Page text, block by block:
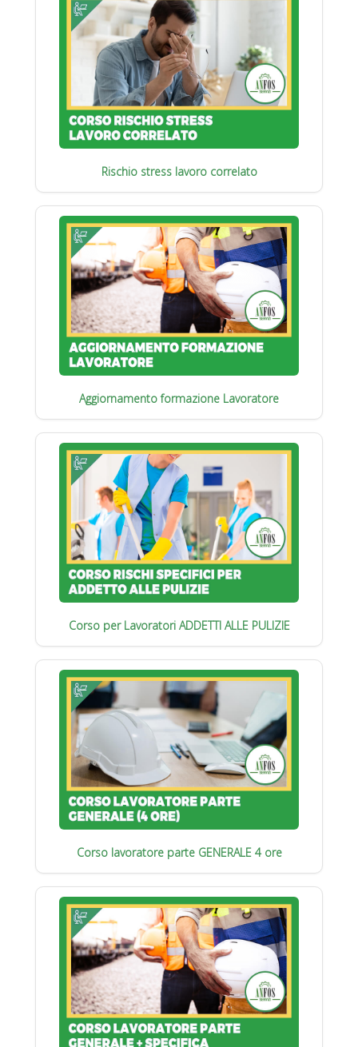
Rischio stress lavoro correlato
Aggiornamento formazione Lavoratore
Corso per Lavoratori ADDETTI ALLE PULIZIE
Corso lavoratore parte GENERALE 4 ore